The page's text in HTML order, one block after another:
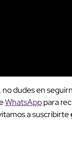
, no dudes en
WhatsApppara
a suscribirte